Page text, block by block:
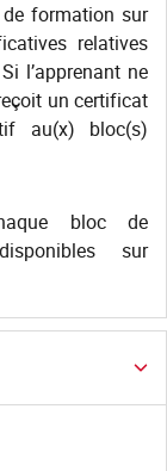
formation sur
relatives
l’apprenant ne
un certificat
au(x) bloc(s)
bloc de
sur